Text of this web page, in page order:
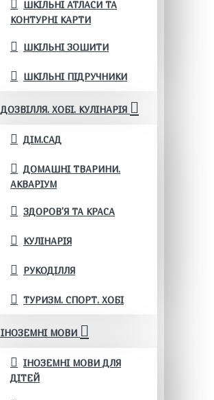
ШКІЛЬНІ АТЛАСИ ТА
КОНТУРНІ КАРТИ
ШКІЛЬНІ ЗОШИТИ
ШКІЛЬНІ ПІДРУЧНИКИ
ДОЗВІЛЛЯ. ХОБІ. КУЛІНАРІЯ
ДІМ.САД
ДОМАШНІ ТВАРИНИ.
АКВАРІУМ
ЗДОРОВ'Я ТА КРАСА
КУЛІНАРІЯ
РУКОДІЛЛЯ
ТУРИЗМ. СПОРТ. ХОБІ
ІНОЗЕМНІ МОВИ
ІНОЗЕМНІ МОВИ ДЛЯ
ДІТЕЙ